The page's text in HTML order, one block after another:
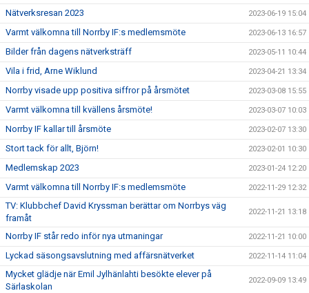
Nätverksresan 2023 2023-06-19 15:04
Varmt välkomna till Norrby IF:s medlemsmöte 2023-06-13 16:57
Bilder från dagens nätverksträff 2023-05-11 10:44
Vila i frid, Arne Wiklund 2023-04-21 13:34
Norrby visade upp positiva siffror på årsmötet 2023-03-08 15:55
Varmt välkomna till kvällens årsmöte! 2023-03-07 10:03
Norrby IF kallar till årsmöte 2023-02-07 13:30
Stort tack för allt, Björn! 2023-02-01 10:30
Medlemskap 2023 2023-01-24 12:20
Varmt välkomna till Norrby IF:s medlemsmöte 2022-11-29 12:32
TV: Klubbchef David Kryssman berättar om Norrbys väg
framåt
2022-11-21 13:18
Norrby IF står redo inför nya utmaningar 2022-11-21 10:00
Lyckad säsongsavslutning med affärsnätverket 2022-11-14 11:04
Mycket glädje när Emil Jylhänlahti besökte elever på
Särlaskolan
2022-09-09 13:49